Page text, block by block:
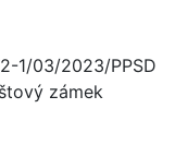
1/03/2023/PPSD
zámek